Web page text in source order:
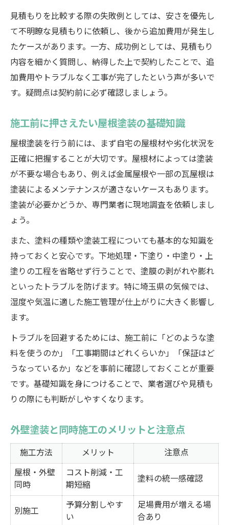
見積もりを比較する際の失敗例としては、安さを優先し
て不明瞭な見積もりに依頼し、後から追加費用が発生し
たケースがあります。一方、成功例としては、見積もり
内容を細かく質問し、納得した上で契約したことで、追
加費用やトラブルなく工事が完了したという声が多いで
す。疑問点は契約前に必ず確認しましょう。
施工前に押さえたい屋根塗装の基礎知識
屋根塗装を行う前には、まず自宅の屋根材や劣化状況を
正確に把握することが大切です。屋根材によっては塗装
が不要な場合もあり、例えば金属屋根や一部の瓦屋根は
塗装によるメンテナンスが適さないケースもあります。
塗装が必要かどうか、専門業者に現地調査を依頼しまし
ょう。
また、塗料の種類や塗装工程についても基本的な知識を
持っておくと安心です。下地処理・下塗り・中塗り・上
塗りの工程を省略せず行うことで、塗膜の剥がれや膨れ
といったトラブルを防げます。特に埼玉県の気候では、
湿度や気温に適した施工管理が仕上がりに大きく影響し
ます。
トラブルを回避するためには、施工前に「どのような塗
料を使うのか」「工事期間はどれくらいか」「保証はど
うなっているか」などを事前に確認しておくことが重要
です。基礎知識を身につけることで、業者選びや見積も
りの際にも判断がしやすくなります。
外壁塗装と同時施工のメリットと注意点
施工方法 メリット
注意点
屋根・外壁
同時
コスト削減・工
期短縮
塗料の統一感確認
別施工
予算分割しやす
い
足場費用が増える場
合あり